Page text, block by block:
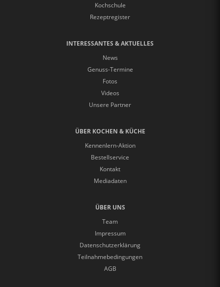
Kochschule
Rezeptregister
INTERESSANTES & AKTUELLES
News
Genuss-Termine
Fotos
Videos
Unsere Partner
ÜBER KOCHEN & KÜCHE
Kennenlern-Aktion
Bestellservice
Kontakt
Mediadaten
ÜBER UNS
Team
Impressum
Datenschutzerklärung
Teilnahmebedingungen
AGB